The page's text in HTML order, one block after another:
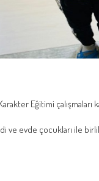
Eğitimi çalışmaları
ve evde çocukları ile